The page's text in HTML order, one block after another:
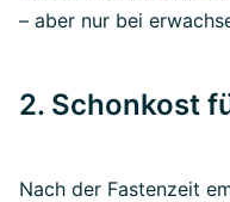
– aber nur bei
2. Schonkost
Nach der Fastenzeit